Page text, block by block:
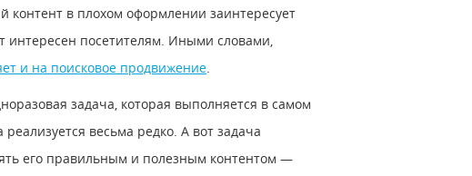
контент в плохом оформлении заинтересует
интересен посетителям. Иными словами,
и на поисковое продвижение.
задача, которая выполняется в самом
весьма редко. А вот задача
его правильным и полезным контентом —